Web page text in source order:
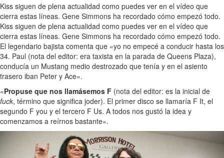
Kiss siguen de plena actualidad como puedes ver en el vídeo que
cierra estas líneas. Gene Simmons ha recordado cómo empezó todo.
Kiss siguen de plena actualidad como puedes ver en el vídeo que
cierra estas líneas. Gene Simmons ha recordado cómo empezó todo.
El legendario bajista comenta que «yo no empecé a conducir hasta los
34. Paul (nota del editor: era taxista en la parada de Queens Plaza),
conducía un Mustang medio destrozado que tenía y en el asiento
trasero iban Peter y Ace».
«Propuse que nos llamásemos F (nota del editor: es la inicial de
fuck, término que significa joder). El primer disco se llamaría F It, el
segundo F you y el tercero F Us. A todos nos gustó la idea y
comenzamos a reírnos bastante».